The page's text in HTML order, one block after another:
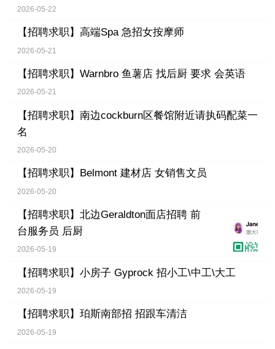
2026-05-22
【招聘求职】 高端Spa 急招女按摩师
2026-05-21
【招聘求职】 Warnbro 鱼薯店 找后厨 要求 会英语
2026-05-21
【招聘求职】 南边cockburn区餐馆附近请执码配菜一
名
2026-05-20
【招聘求职】 Belmont 建材店 女销售文员
2026-05-20
【招聘求职】 北边Geraldton面店招聘 前
台服务员 后厨
2026-05-19
【招聘求职】 小房子 Gyprock 招小工\中工\大工
2026-05-19
【招聘求职】 珀斯南部招 招跟车清洁
2026-05-19